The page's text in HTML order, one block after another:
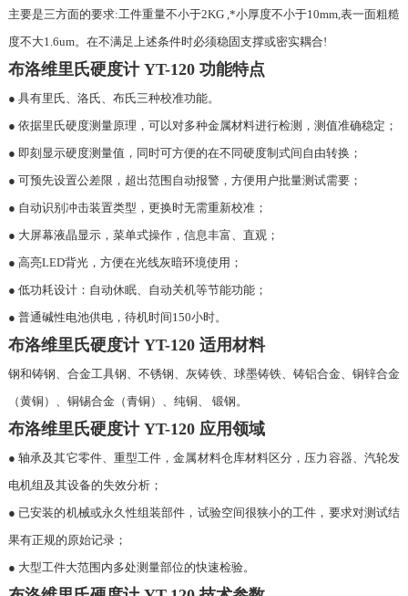
主要是三方面的要求:工件重量不小于2KG ,*小厚度不小于10mm,表一面粗糙
度不大1.6um。在不满足上述条件时必须稳固支撑或密实耦合!
布洛维里氏硬度计 YT-120 功能特点
● 具有里氏、洛氏、布氏三种校准功能。
● 依据里氏硬度测量原理，可以对多种金属材料进行检测，测值准确稳定；
● 即刻显示硬度测量值，同时可方便的在不同硬度制式间自由转换；
● 可预先设置公差限，超出范围自动报警，方便用户批量测试需要；
● 自动识别冲击装置类型，更换时无需重新校准；
● 大屏幕液晶显示，菜单式操作，信息丰富、直观；
● 高亮LED背光，方便在光线灰暗环境使用；
● 低功耗设计：自动休眠、自动关机等节能功能；
● 普通碱性电池供电，待机时间150小时。
布洛维里氏硬度计 YT-120 适用材料
钢和铸钢、合金工具钢、不锈钢、灰铸铁、球墨铸铁、铸铝合金、铜锌合金
（黄铜）、铜锡合金（青铜）、纯铜、 锻钢。
布洛维里氏硬度计 YT-120 应用领域
● 轴承及其它零件、重型工件，金属材料仓库材料区分，压力容器、汽轮发
电机组及其设备的失效分析；
● 已安装的机械或永久性组装部件，试验空间很狭小的工件，要求对测试结
果有正规的原始记录；
● 大型工件大范围内多处测量部位的快速检验。